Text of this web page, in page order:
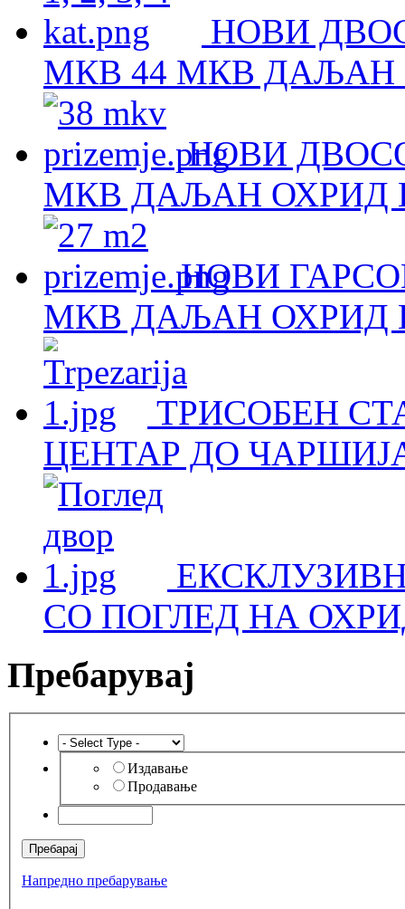
НОВИ
МКВ 44 МКВ ДАЉАН
НОВИ
МКВ ДАЉАН ОХРИД
НОВИ
МКВ ДАЉАН ОХРИД
ТРИСОБЕН
ЦЕНТАР ДО
СО ПОГЛЕД НА
Пребарувај
Издавање
Продавање
Напредно пребарување